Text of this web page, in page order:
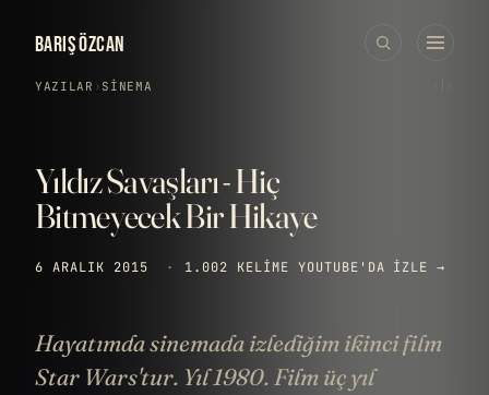
BARIŞ ÖZCAN
YAZILAR › SINEMA
Yıldız Savaşları - Hiç
Bitmeyecek Bir Hikaye
6 ARALIK 2015 · 1.002 KELIME YOUTUBE'DA IZLE →
Hayatımda sinemada izlediğim ikinci film
Star Wars'tur. Yıl 1980. Film üç yıl